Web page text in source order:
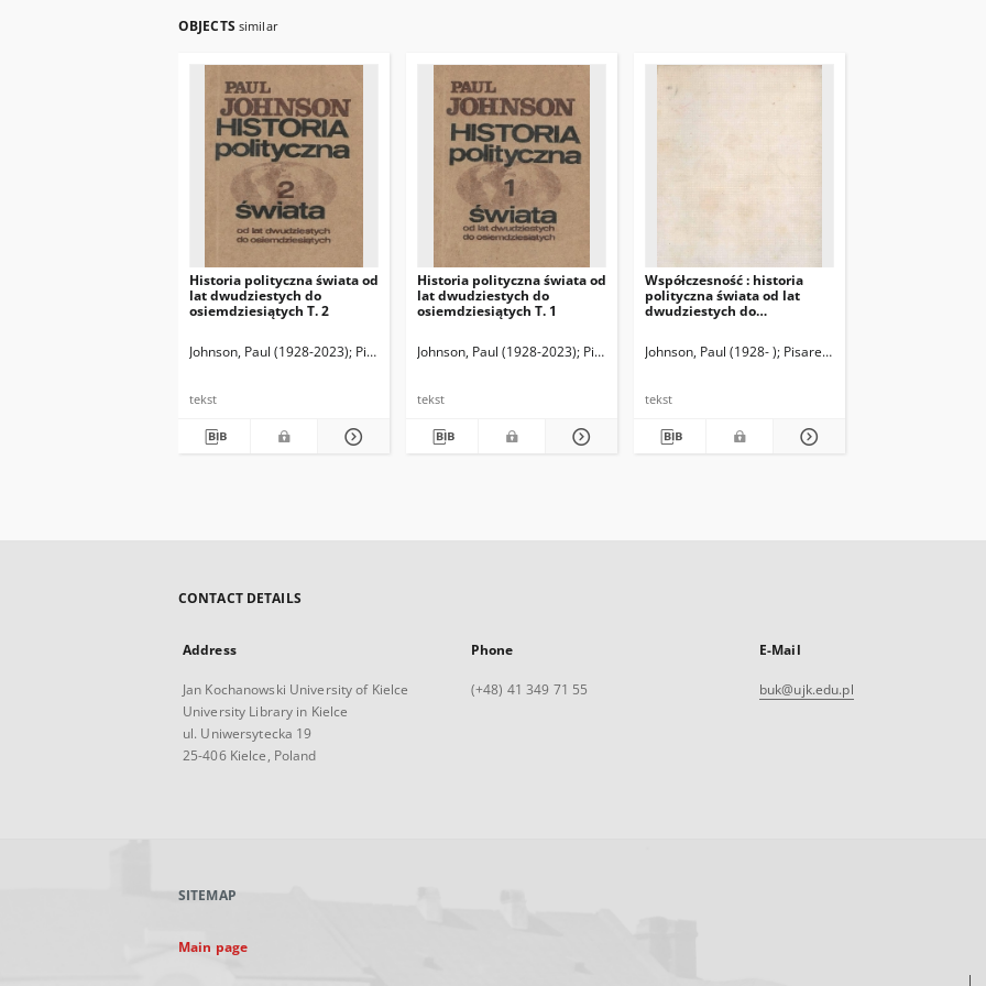
OBJECTS similar
Historia polityczna świata od
lat dwudziestych do
osiemdziesiątych T. 2
Johnson, Paul (1928-2023) Pisarek, Teresa. Tł. Szostkiewicz, Adam (1952- ) Tł. Lapszyc, H. Red.
tekst
Historia polityczna świata od
lat dwudziestych do
osiemdziesiątych T. 1
Johnson, Paul (1928-2023) Pisarek, Teresa. Tł. Szostkiewicz, Adam (1952- ) Tł.
tekst
Współczesność : historia
polityczna świata od lat
dwudziestych do
Johnson, Paul (1928- ) Pisarek, Teresa. Tł.
tekst
CONTACT DETAILS
Address
Jan Kochanowski University of Kielce
University Library in Kielce
ul. Uniwersytecka 19
25-406 Kielce, Poland
Phone
(+48) 41 349 71 55
E-Mail
buk@ujk.edu.pl
SITEMAP
Main page